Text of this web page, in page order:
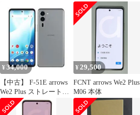
¥ 34,000
【中古】 F-51E arrows
We2 Plus ストレートグ
レイ SIMフリー 本体
ドコモ Aランク スマホ
¥ 29,500
FCNT arrows We2 Plus
M06 本体